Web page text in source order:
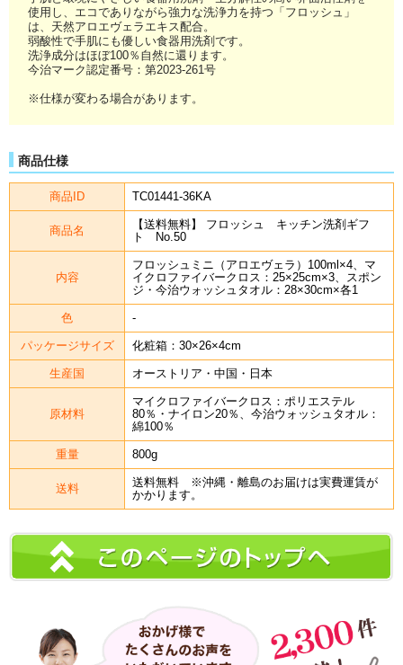
使用し、エコでありながら強力な洗浄力を持つ「フロッシュ」
は、天然アロエヴェラエキス配合。
弱酸性で手肌にも優しい食器用洗剤です。
洗浄成分はほぼ100％自然に還ります。
今治マーク認定番号：第2023-261号
※仕様が変わる場合があります。
商品仕様
商品ID TC01441-36KA
商品名
【送料無料】 フロッシュ キッチン洗剤ギフ
ト No.50
内容
フロッシュミニ（アロエヴェラ）100ml×4、マ
イクロファイバークロス：25×25cm×3、スポン
ジ・今治ウォッシュタオル：28×30cm×各1
色 -
パッケージサイズ 化粧箱：30×26×4cm
生産国 オーストリア・中国・日本
原材料
マイクロファイバークロス：ポリエステル
80％・ナイロン20％、今治ウォッシュタオル：
綿100％
重量 800g
送料
送料無料 ※沖縄・離島のお届けは実費運賃が
かかります。